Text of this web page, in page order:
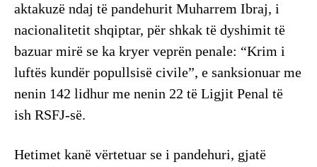
aktakuzë ndaj të pandehurit Muharrem Ibraj, i
nacionalitetit shqiptar, për shkak të dyshimit të
bazuar mirë se ka kryer veprën penale: “Krim i
luftës kundër popullsisë civile”, e sanksionuar me
nenin 142 lidhur me nenin 22 të Ligjit Penal të
ish RSFJ-së.
Hetimet kanë vërtetuar se i pandehuri, gjatë